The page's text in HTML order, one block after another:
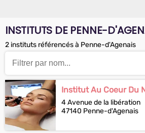
INSTITUTS DE PENNE-
2 instituts référencés à Penne-d'Agenais
Institut Au Coeur Du
4 Avenue de la libération
47140 Penne-d'Agenais